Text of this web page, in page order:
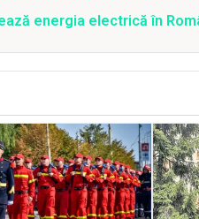
energia electrică în